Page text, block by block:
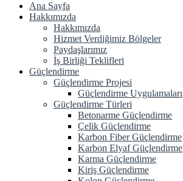
Ana Sayfa
Hakkımızda
Hakkımızda
Hizmet Verdiğimiz Bölgeler
Paydaşlarımız
İş Birliği Teklifleri
Güçlendirme
Güçlendirme Projesi
Güçlendirme Uygulamaları
Güçlendirme Türleri
Betonarme Güçlendirme
Çelik Güçlendirme
Karbon Fiber Güçlendirme
Karbon Elyaf Güçlendirme
Karma Güçlendirme
Kiriş Güçlendirme